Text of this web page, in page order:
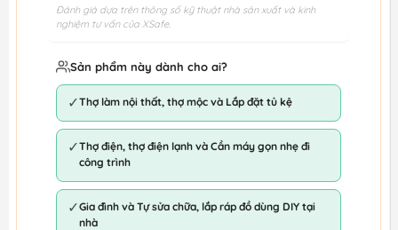
Đánh giá dựa trên thông số kỹ thuật nhà sản xuất và kinh
nghiệm tư vấn của XSafe.
Sản phẩm này dành cho ai?
✓Thợ làm nội thất, thợ mộc và Lắp đặt tủ kệ
✓Thợ điện, thợ điện lạnh và Cần máy gọn nhẹ đi
công trình
✓Gia đình và Tự sửa chữa, lắp ráp đồ dùng DIY tại
nhà